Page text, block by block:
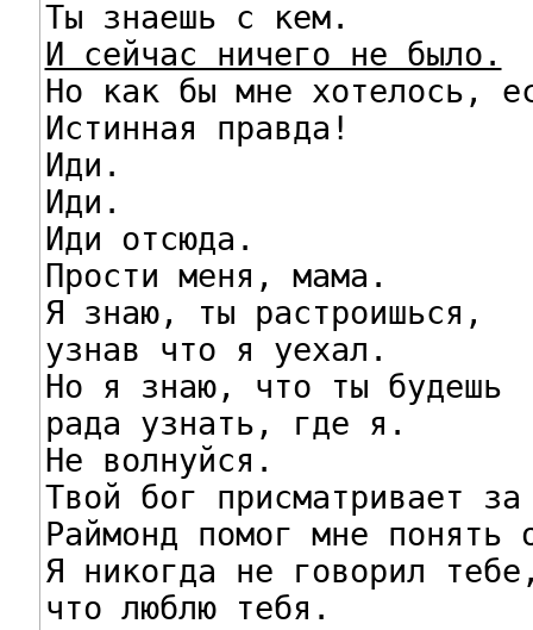
И сейчас ничего не было.
Но как бы мне хотелось,
Истинная правда!
Иди.
Иди.
Иди отсюда.
Прости меня, мама.
Я знаю, ты растроишься,
узнав что я уехал.
Но я знаю, что ты будешь
рада узнать, где я.
Не волнуйся.
Твой бог присматривает
Раймонд помог мне понять
Я никогда не говорил
что люблю тебя.